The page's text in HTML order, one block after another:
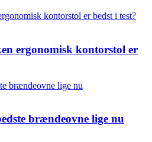
ergonomisk kontorstol er
brændeovne lige nu